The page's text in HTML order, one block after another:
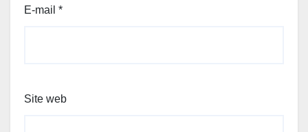
E-mail *
Site web